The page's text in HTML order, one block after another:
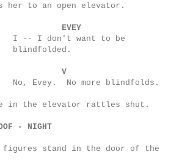
her to an open elevator.
EVEY
I -- I don't want to be
blindfolded.
V
No, Evey.
No more blindfolds.
in the elevator rattles shut.
- NIGHT
figures stand in the door of the